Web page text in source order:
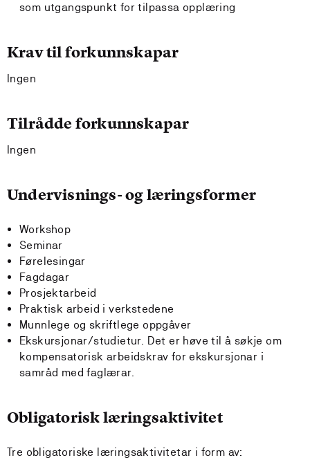
som utgangspunkt for tilpassa opplæring
Krav til forkunnskapar
Ingen
Tilrådde forkunnskapar
Ingen
Undervisnings- og læringsformer
Workshop
Seminar
Førelesingar
Fagdagar
Prosjektarbeid
Praktisk arbeid i verkstedene
Munnlege og skriftlege oppgåver
Ekskursjonar/studietur. Det er høve til å søkje om
kompensatorisk arbeidskrav for ekskursjonar i
samråd med faglærar.
Obligatorisk læringsaktivitet
Tre obligatoriske læringsaktivitetar i form av: